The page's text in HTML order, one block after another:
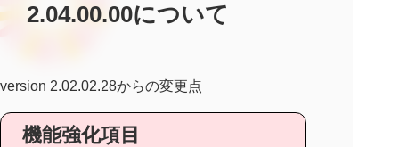
2.04.00.00について
version 2.02.02.28からの変更点
機能強化項目